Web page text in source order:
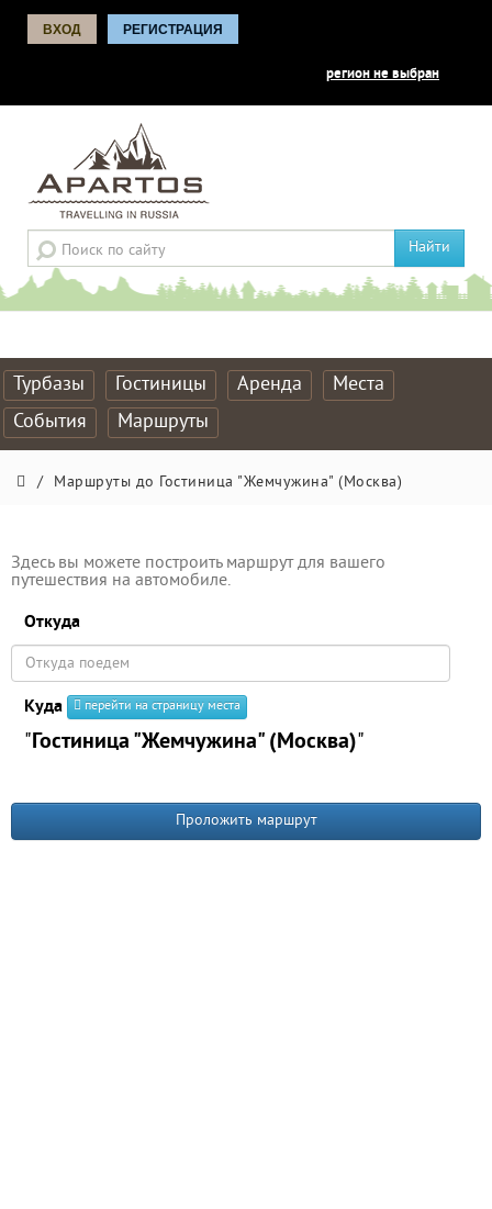
ВХОД РЕГИСТРАЦИЯ
регион не выбран
Найти
Турбазы Гостиницы Аренда
Места
События
Маршруты
/ Маршруты до Гостиница "Жемчужина" (Москва)
Здесь вы можете построить маршрут для вашего
путешествия на автомобиле.
Откуда
Куда перейти на страницу места
"Гостиница "Жемчужина" (Москва)"
Проложить маршрут